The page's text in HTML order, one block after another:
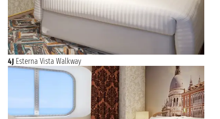
4J Esterna Vista Walkway